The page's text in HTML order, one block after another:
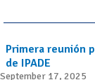
Primera reunión
de IPADE
September 17, 2025